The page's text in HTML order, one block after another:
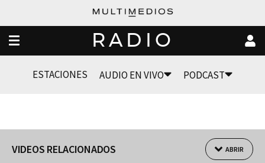
RADIO
ESTACIONES AUDIO EN VIVO PODCAST
VIDEOS RELACIONADOS ABRIR